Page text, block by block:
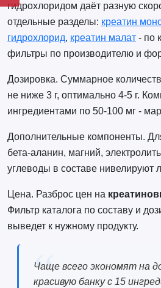
гидрохлоридом даёт разную
отдельные разделы: креатин
гидрохлорид, креатин малат- по
фильтры по производителю и
Дозировка. Суммарное
не ниже 3 г, оптимально 4-5 г.
ингредиентами по 50-100 мг -
Дополнительные компоненты.
бета-аланин, магний,
углеводы в составе нивелируют
Цена. Разброс цен на
Фильтр каталога по составу и
выведет к нужному продукту.
Чаще всего экономят на
красивую банку с 15